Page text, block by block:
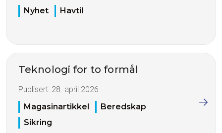
Nyhet
Havtil
Teknologi for to formål
Publisert: 28. april 2026
Magasinartikkel
Beredskap
Sikring